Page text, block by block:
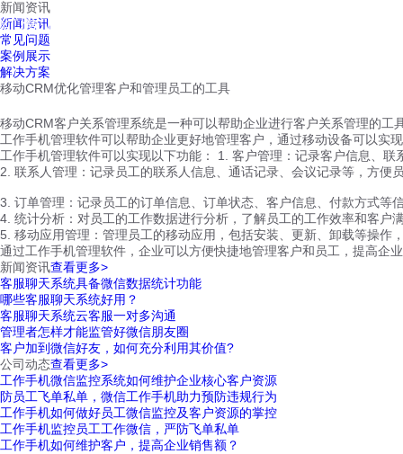
红鹰工作手机
新闻资讯
新闻资讯
常见问题
案例展示
解决方案
移动CRM优化管理客户和管理员工的工具
移动CRM客户关系管理系统是一种可以帮助企业进行客户关系管理的
工作手机管理软件可以帮助企业更好地管理客户，通过移动设备可以实
工作手机管理软件可以实现以下功能： 1. 客户管理：记录客户信息、
2. 联系人管理：记录员工的联系人信息、通话记录、会议记录等，方便
3. 订单管理：记录员工的订单信息、订单状态、客户信息、付款方式等
4. 统计分析：对员工的工作数据进行分析，了解员工的工作效率和客户
5. 移动应用管理：管理员工的移动应用，包括安装、更新、卸载等操作
通过工作手机管理软件，企业可以方便快捷地管理客户和员工，提高企
新闻资讯查看更多>
客服聊天系统具备微信数据统计功能
哪些客服聊天系统好用？
客服聊天系统云客服一对多沟通
管理者怎样才能监管好微信朋友圈
客户加到微信好友，如何充分利用其价值?
公司动态查看更多>
工作手机微信监控系统如何维护企业核心客户资源
防员工飞单私单，微信工作手机助力预防违规行为
工作手机如何做好员工微信监控及客户资源的掌控
工作手机监控员工工作微信，严防飞单私单
工作手机如何维护客户，提高企业销售额？